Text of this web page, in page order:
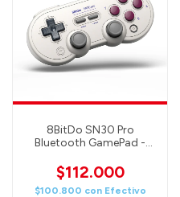
8BitDo SN30 Pro
Bluetooth GamePad -
(80DJ04)
$112.000
$100.800 con Efectivo